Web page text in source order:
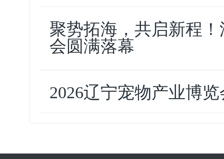
聚势拓海，共启新程
会圆满落幕
2026辽宁宠物产业博